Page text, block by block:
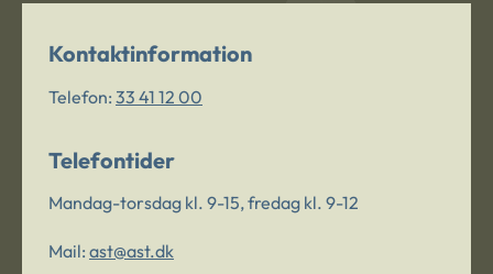
Kontaktinformation
Telefon: 33 41 12 00
Telefontider
Mandag-torsdag kl. 9-15, fredag kl. 9-12
Mail: ast@ast.dk